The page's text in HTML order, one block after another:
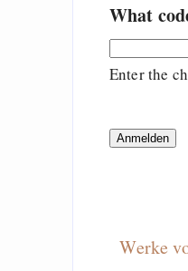
What
Enter the
Werke